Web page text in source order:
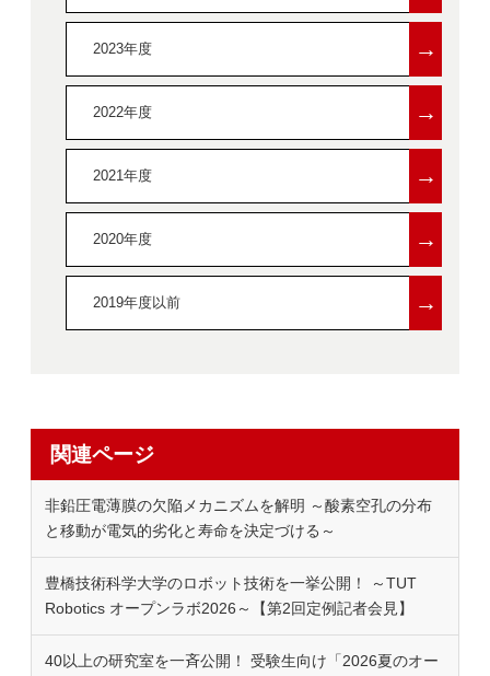
2023年度 →
2022年度 →
2021年度 →
2020年度 →
2019年度以前 →
関連ページ
非鉛圧電薄膜の欠陥メカニズムを解明 ～酸素空孔の分布
と移動が電気的劣化と寿命を決定づける～
豊橋技術科学大学のロボット技術を一挙公開！ ～TUT
Robotics オープンラボ2026～【第2回定例記者会見】
40以上の研究室を一斉公開！ 受験生向け「2026夏のオー